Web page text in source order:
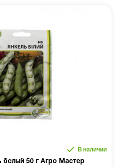
В наличии
белый 50 г Агро Мастер